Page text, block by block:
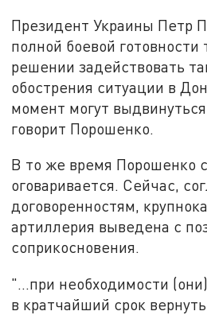
Президент Украины Петр
полной боевой готовности
решении задействовать
обострения ситуации в
момент могут
говорит Порошенко.
В то же время Порошенко
оговаривается. Сейчас,
договоренностям,
артиллерия выведена с
соприкосновения.
"...при необходимости
в кратчайший срок